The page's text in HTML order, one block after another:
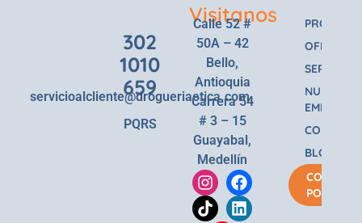
302
1010
659
servicioalcliente@drogueriaetica.com
PQRS
Visitanos
Calle 52 #
50A – 42
Bello,
Antioquia
Carrera 54
# 3 – 15
Guayabal,
Medellín
OFERTAS
SERVICIOS
NUESTRA
EMPRESA
BLOG
COMPRA
POR